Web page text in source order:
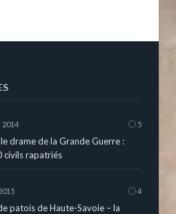
2014 5
drame de la Grande Guerre :
civils rapatriés
4
patois de Haute-Savoie – la